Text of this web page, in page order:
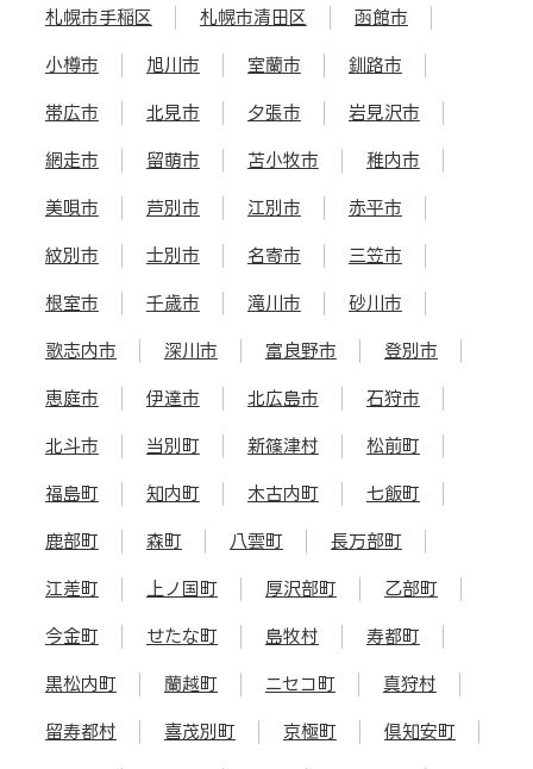
札幌市手稲区 札幌市清田区 函館市
小樽市 旭川市 室蘭市 釧路市
帯広市 北見市 夕張市 岩見沢市
網走市 留萌市 苫小牧市 稚内市
美唄市 芦別市 江別市 赤平市
紋別市 士別市 名寄市 三笠市
根室市 千歳市 滝川市 砂川市
歌志内市 深川市 富良野市 登別市
恵庭市 伊達市 北広島市 石狩市
北斗市 当別町 新篠津村 松前町
福島町 知内町 木古内町 七飯町
鹿部町 森町 八雲町 長万部町
江差町 上ノ国町 厚沢部町 乙部町
今金町 せたな町 島牧村 寿都町
黒松内町 蘭越町 ニセコ町 真狩村
留寿都村 喜茂別町 京極町 倶知安町